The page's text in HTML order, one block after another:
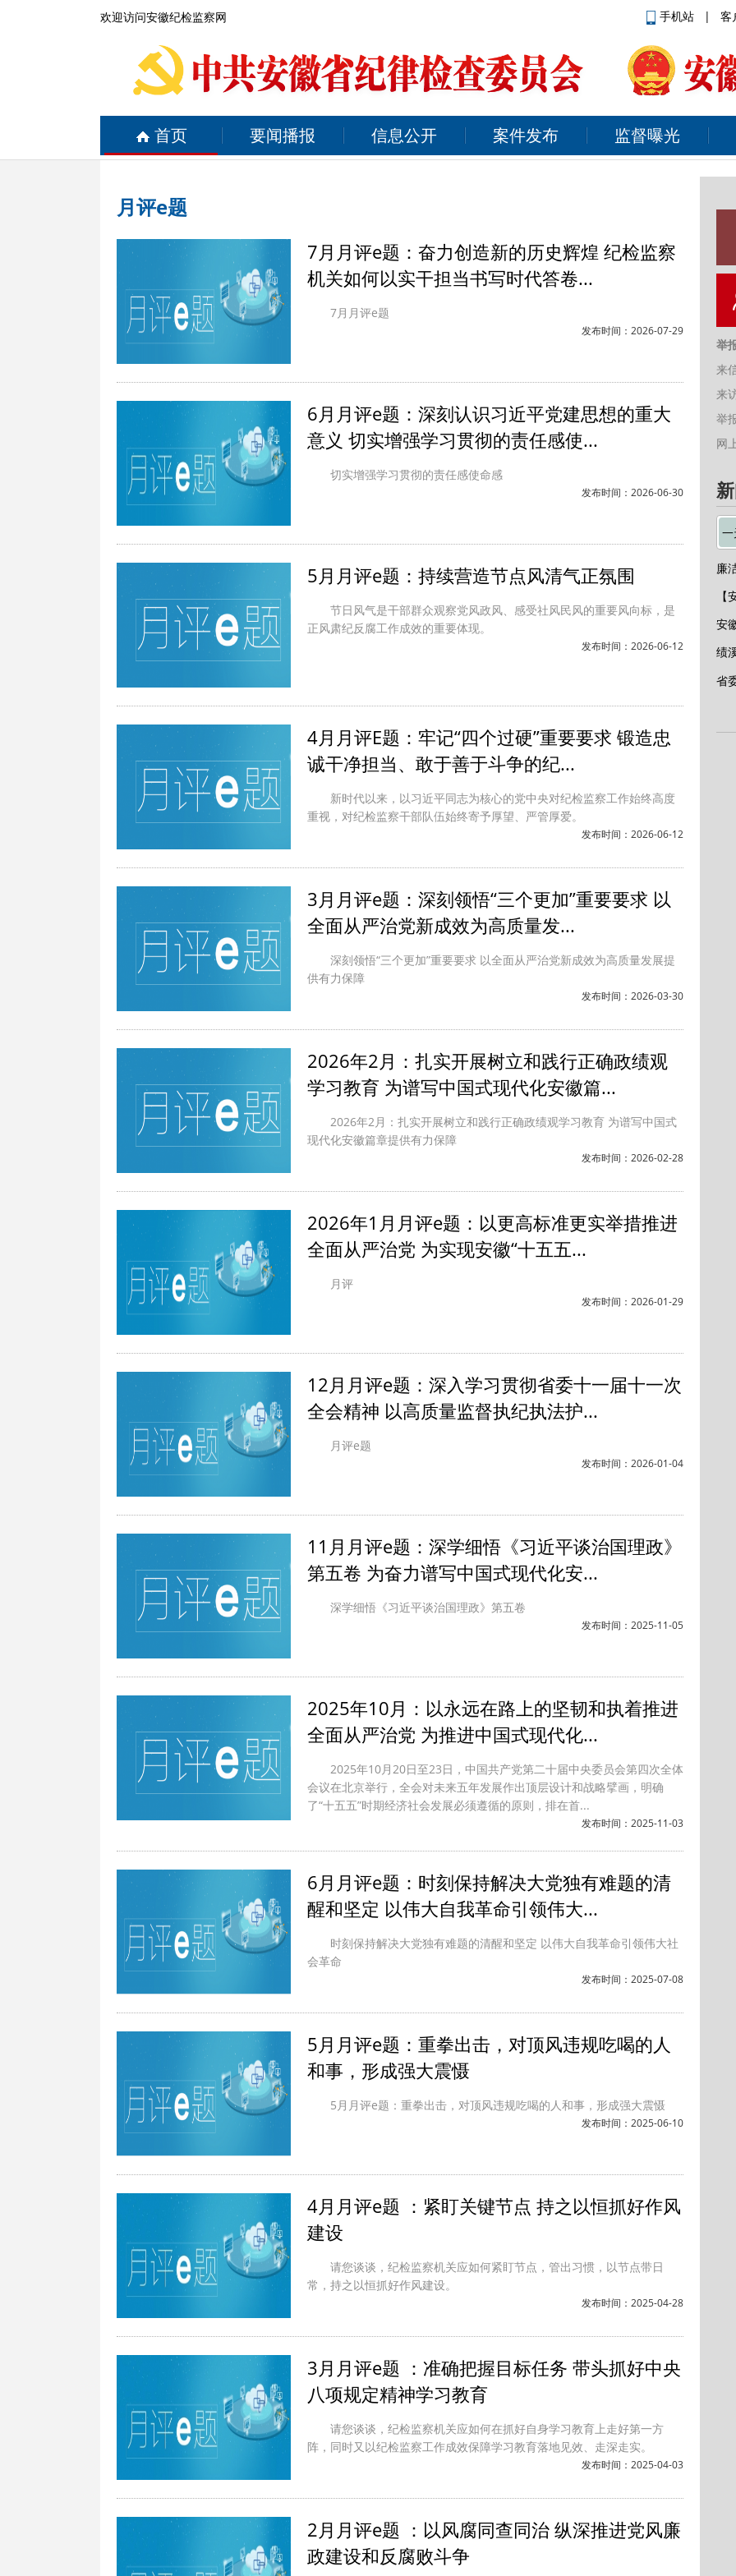
欢迎访问安徽纪检监察网 手机站 | 客
首页 要闻播报 信息公开 案件发布 监督曝光
月评e题
7月月评e题：奋力创造新的历史辉煌 纪检监察
机关如何以实干担当书写时代答卷...
7月月评e题
发布时间：2026-07-29
6月月评e题：深刻认识习近平党建思想的重大
意义 切实增强学习贯彻的责任感使...
切实增强学习贯彻的责任感使命感
发布时间：2026-06-30
5月月评e题：持续营造节点风清气正氛围
节日风气是干部群众观察党风政风、感受社风民风的重要风向标，是
正风肃纪反腐工作成效的重要体现。
发布时间：2026-06-12
4月月评E题：牢记“四个过硬”重要要求 锻造忠
诚干净担当、敢于善于斗争的纪...
新时代以来，以习近平同志为核心的党中央对纪检监察工作始终高度
重视，对纪检监察干部队伍始终寄予厚望、严管厚爱。
发布时间：2026-06-12
3月月评e题：深刻领悟“三个更加”重要要求 以
全面从严治党新成效为高质量发...
深刻领悟“三个更加”重要要求 以全面从严治党新成效为高质量发展提
供有力保障
发布时间：2026-03-30
2026年2月：扎实开展树立和践行正确政绩观
学习教育 为谱写中国式现代化安徽篇...
2026年2月：扎实开展树立和践行正确政绩观学习教育 为谱写中国式
现代化安徽篇章提供有力保障
发布时间：2026-02-28
2026年1月月评e题：以更高标准更实举措推进
全面从严治党 为实现安徽“十五五...
月评
发布时间：2026-01-29
12月月评e题：深入学习贯彻省委十一届十一次
全会精神 以高质量监督执纪执法护...
月评e题
发布时间：2026-01-04
11月月评e题：深学细悟《习近平谈治国理政》
第五卷 为奋力谱写中国式现代化安...
深学细悟《习近平谈治国理政》第五卷
发布时间：2025-11-05
2025年10月：以永远在路上的坚韧和执着推进
全面从严治党 为推进中国式现代化...
2025年10月20日至23日，中国共产党第二十届中央委员会第四次全体
会议在北京举行，全会对未来五年发展作出顶层设计和战略擘画，明确
了“十五五”时期经济社会发展必须遵循的原则，排在首...
发布时间：2025-11-03
6月月评e题：时刻保持解决大党独有难题的清
醒和坚定 以伟大自我革命引领伟大...
时刻保持解决大党独有难题的清醒和坚定 以伟大自我革命引领伟大社
会革命
发布时间：2025-07-08
5月月评e题：重拳出击，对顶风违规吃喝的人
和事，形成强大震慑
5月月评e题：重拳出击，对顶风违规吃喝的人和事，形成强大震慑
发布时间：2025-06-10
4月月评e题 ：紧盯关键节点 持之以恒抓好作风
建设
请您谈谈，纪检监察机关应如何紧盯节点，管出习惯，以节点带日
常，持之以恒抓好作风建设。
发布时间：2025-04-28
3月月评e题 ：准确把握目标任务 带头抓好中央
八项规定精神学习教育
请您谈谈，纪检监察机关应如何在抓好自身学习教育上走好第一方
阵，同时又以纪检监察工作成效保障学习教育落地见效、走深走实。
发布时间：2025-04-03
2月月评e题 ：以风腐同查同治 纵深推进党风廉
政建设和反腐败斗争
举
来
来
举
网
廉
省